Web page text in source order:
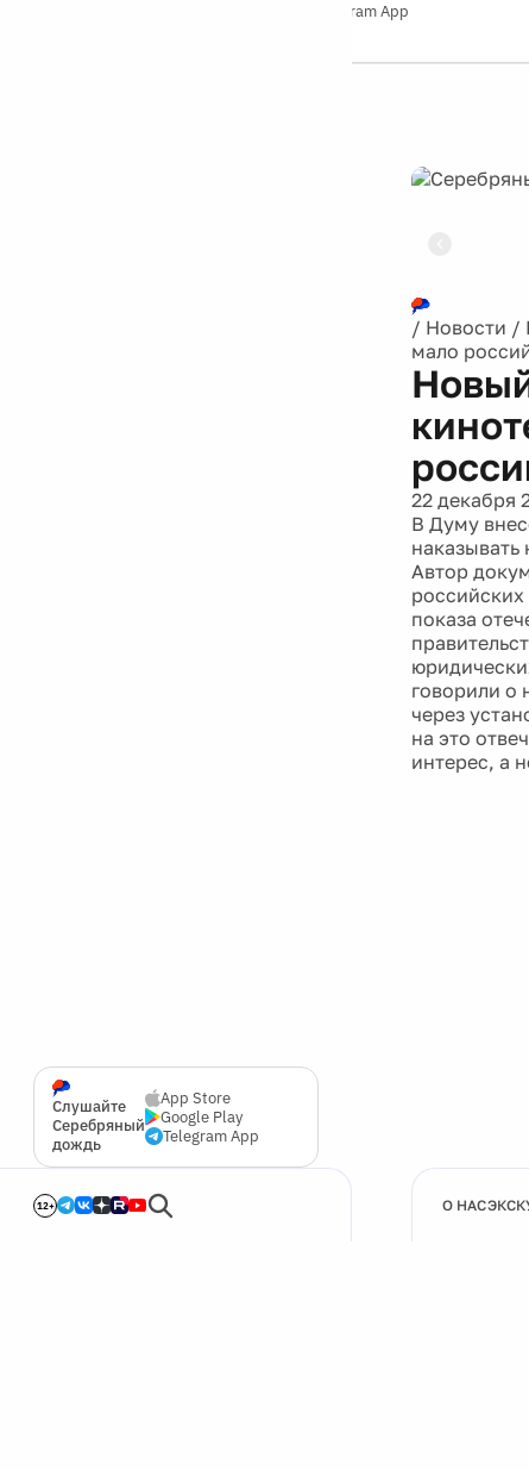
Telegram App
Слушайте
Серебряный
дождь
App Store
Google Play
Telegram App
12+
/ Новости /
мало
22 декабря
В Думу
Автор
показа
говорили о
через
на это
интерес, а
О НАС